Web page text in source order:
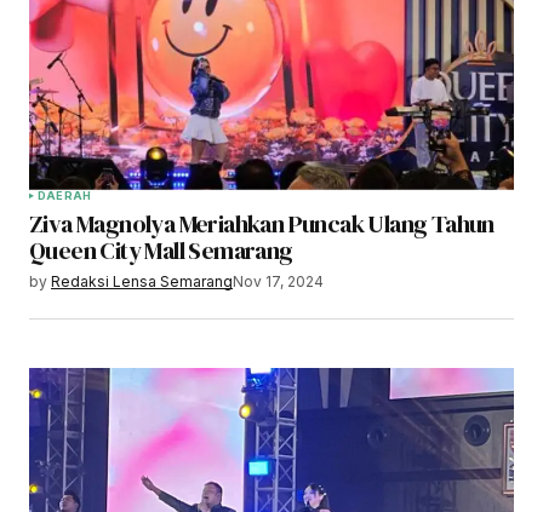
DAERAH
Ziva Magnolya Meriahkan Puncak Ulang Tahun
Queen City Mall Semarang
by Redaksi Lensa SemarangNov 17, 2024